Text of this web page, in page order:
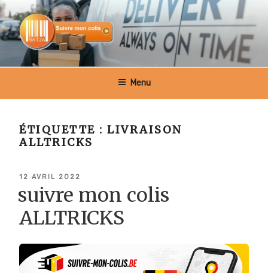
Aller
au
contenu
principal
SUIVRE MON COLIS BELGIQUE
Menu
ÉTIQUETTE :LIVRAISON
ALLTRICKS
PUBLIÉ
12 AVRIL 2022
suivre mon colis
ALLTRICKS